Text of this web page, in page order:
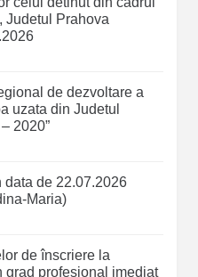
Judetul Prahova
de dezvoltare a
uzata din Judetul
2020”
data de 22.07.2026
Maria)
de înscriere la
grad profesional imediat